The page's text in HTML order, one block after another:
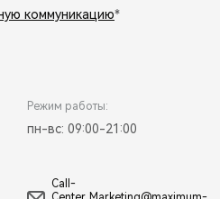
коммуникацию*
Режим работы:
пн-вс: 09:00-21:00
Call-